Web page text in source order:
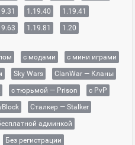
1.19.40
1.19.41
1.19.81 1.20
с модами
с мини играми
Sky Wars
ClanWar — Кланы
с тюрьмой — Prison
с PvP
Сталкер — Stalker
админкой
Без регистрации